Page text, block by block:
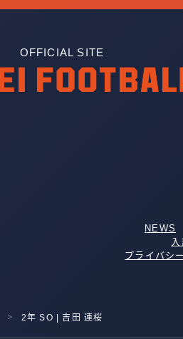
OFFICIAL SITE
NEWS
プライバシ
＞ 2年 SO | 吉田 連桜